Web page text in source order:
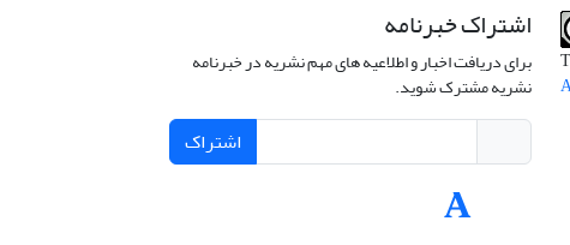
اشتراک خبرنامه
برای دریافت اخبار و اطلاعیه های مهم نشریه در خبرنامه
نشریه مشترک شوید.
اشتراک